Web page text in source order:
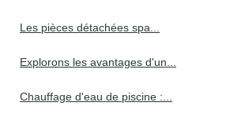
Les pièces détachées spa...
Explorons les avantages d'un...
Chauffage d'eau de piscine :...